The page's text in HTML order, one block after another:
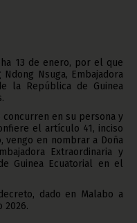
13 de enero, por el que
Nsuga, Embajadora
la República de Guinea
concurren en su persona y
el artículo 41, inciso
vengo en nombrar a Doña
Extraordinaria y
Guinea Ecuatorial en el
dado en Malabo a
2026.